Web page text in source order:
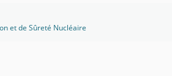
et de Sûreté Nucléaire